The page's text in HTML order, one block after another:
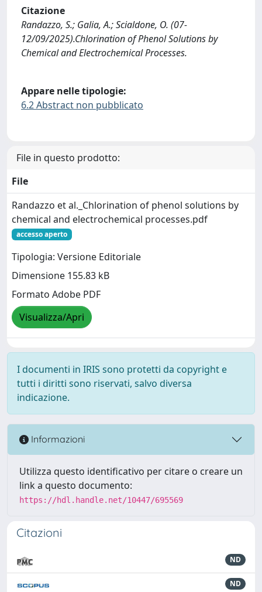
Citazione
Randazzo, S.; Galia, A.; Scialdone, O. (07-
12/09/2025).Chlorination of Phenol Solutions by
Chemical and Electrochemical Processes.
Appare nelle tipologie:
6.2 Abstract non pubblicato
File in questo prodotto:
File
Randazzo et al._Chlorination of phenol solutions by
chemical and electrochemical processes.pdf
accesso aperto
Tipologia: Versione Editoriale
Dimensione 155.83 kB
Formato Adobe PDF
Visualizza/Apri
I documenti in IRIS sono protetti da copyright e
tutti i diritti sono riservati, salvo diversa
indicazione.
Informazioni
Utilizza questo identificativo per citare o creare un
link a questo documento:
https://hdl.handle.net/10447/695569
Citazioni
ND
ND